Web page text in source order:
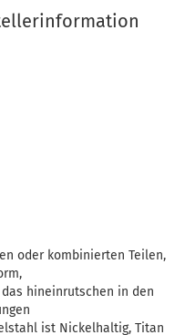
oder kombinierten Teilen,
Form,
hineinrutschen in den
ist Nickelhaltig, Titan